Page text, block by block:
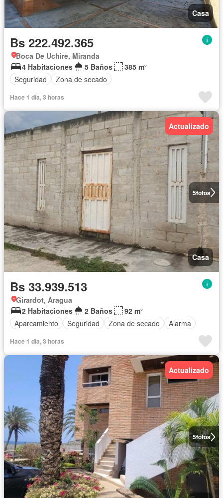
Casa
Bs 222.492.365
Boca De Uchire, Miranda
4 Habitaciones
5 Baños
385 m²
Seguridad
Zona de secado
Hace 1 día, 3 horas
5fotos
Actualizado
Casa
Bs 33.939.513
Girardot, Aragua
2 Habitaciones
2 Baños
92 m²
Aparcamiento
Seguridad Zona de secado Alarma
Hace 1 día, 3 horas
5fotos
Actualizado